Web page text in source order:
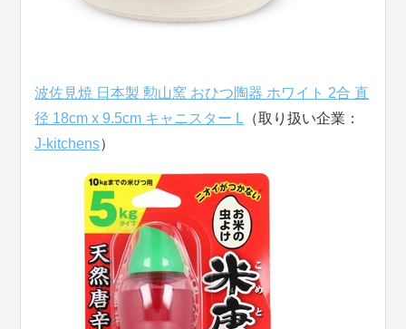
波佐見焼 日本製 勲山窯 おひつ陶器 ホワイト 2合 直
径 18cm x 9.5cm キャニスター L （取り扱い企業：
J-kitchens）